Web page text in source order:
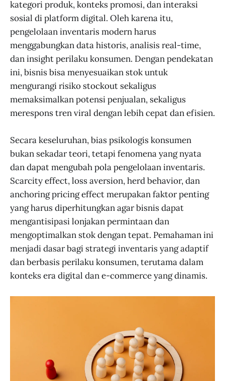
kategori produk, konteks promosi, dan interaksi
sosial di platform digital. Oleh karena itu,
pengelolaan inventaris modern harus
menggabungkan data historis, analisis real-time,
dan insight perilaku konsumen. Dengan pendekatan
ini, bisnis bisa menyesuaikan stok untuk
mengurangi risiko stockout sekaligus
memaksimalkan potensi penjualan, sekaligus
merespons tren viral dengan lebih cepat dan efisien.
Secara keseluruhan, bias psikologis konsumen
bukan sekadar teori, tetapi fenomena yang nyata
dan dapat mengubah pola pengelolaan inventaris.
Scarcity effect, loss aversion, herd behavior, dan
anchoring pricing effect merupakan faktor penting
yang harus diperhitungkan agar bisnis dapat
mengantisipasi lonjakan permintaan dan
mengoptimalkan stok dengan tepat. Pemahaman ini
menjadi dasar bagi strategi inventaris yang adaptif
dan berbasis perilaku konsumen, terutama dalam
konteks era digital dan e-commerce yang dinamis.